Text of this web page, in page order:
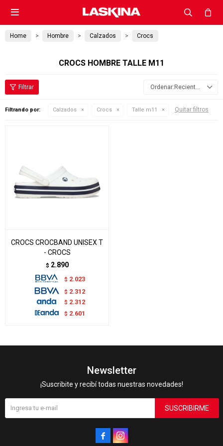

Home Hombre Calzados Crocs
CROCS HOMBRE TALLE M11
Recientes
Filtrando por: Calzados Crocs Talle m11 Quitar filtros
CROCS CROCBAND UNISEX T
- CROCS
$ 2.890
$ 2.023
$ 2.312
$ 2.312
$ 2.601
Newsletter
¡Suscribite y recibí todas nuestras novedades!
SUSCRIBIRME
 